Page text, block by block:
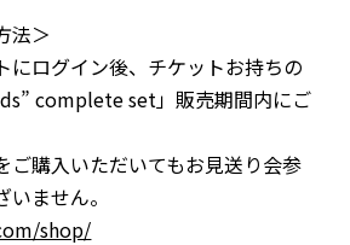
法＞
にログイン後、チケットお持ちの
complete set」販売期間内にご
購入いただいてもお見送り会参
ません。
shop/